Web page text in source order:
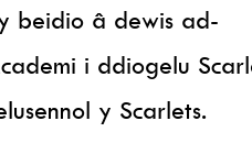
beidio â dewis ad-
i ddiogelu
y Scarlets.